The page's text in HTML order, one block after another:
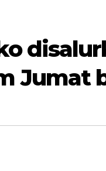
Jumat